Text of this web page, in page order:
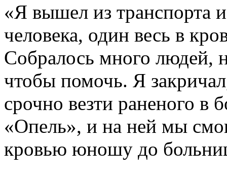
«Я вышел из транспорта
человека, один весь в
Собралось много людей,
чтобы помочь. Я
срочно везти раненого в
«Опель», и на ней мы
кровью юношу до